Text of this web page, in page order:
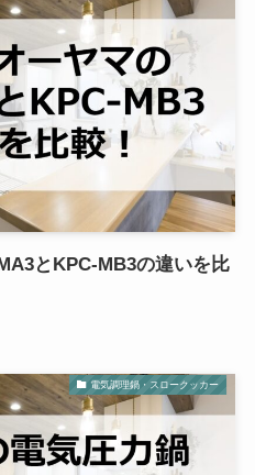
とKPC-MB3の違いを比
電気調理鍋・スロークッカー